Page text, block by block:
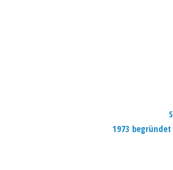
1973